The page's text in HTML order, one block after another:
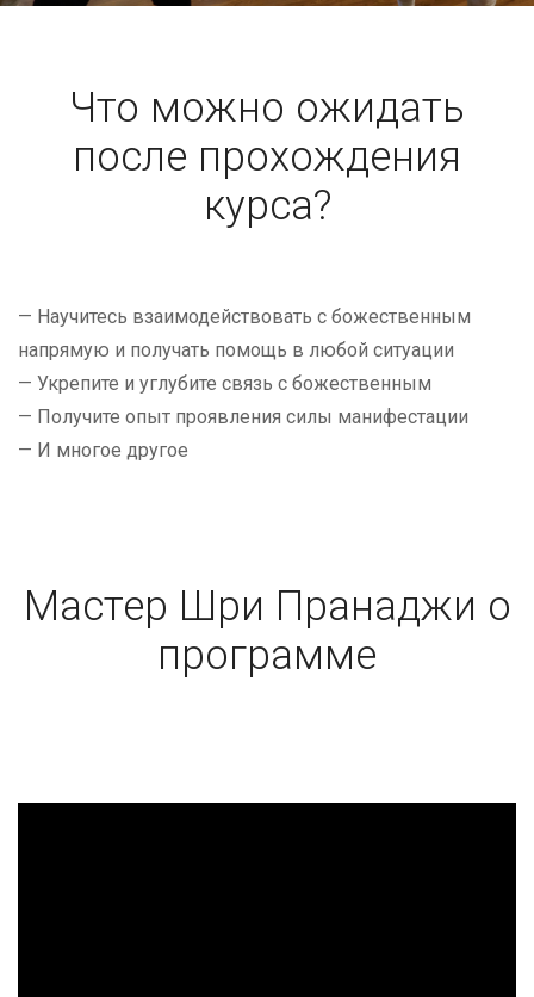
Что можно ожидать
после прохождения
курса?
— Научитесь взаимодействовать с божественным
напрямую и получать помощь в любой ситуации
— Укрепите и углубите связь с божественным
— Получите опыт проявления силы манифестации
— И многое другое
Мастер Шри Пранаджи о
программе